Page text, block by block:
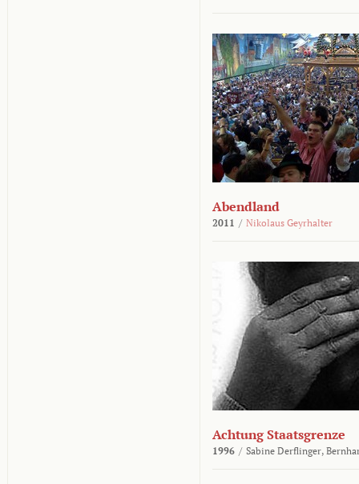
Abendland
2011 / Nikolaus Geyrhalter
Achtung Staatsgrenze
1996 / Sabine Derflinger,